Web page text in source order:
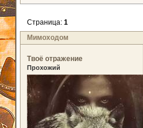
Мимоходом
Страница: 1
Твоё отражение
Прохожий